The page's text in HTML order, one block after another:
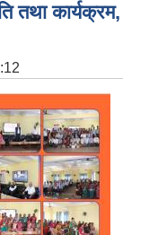
तथा कार्यक्रम,